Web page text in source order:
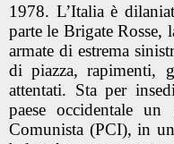
1978. L’Italia è
parte le Brigate Rosse,
armate di estrema
di piazza, rapimenti,
attentati. Sta per
paese occidentale
Comunista (PCI), in